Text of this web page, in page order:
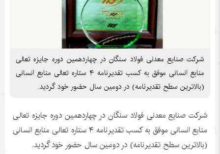
شرکت صنایع معدنی فولاد سنگان در چهاردهمین دوره جایزه تعالی
منابع انسانی موفق به کسب تقدیرنامه ۴ ستاره تعالی منابع انسانی
(بالاترین سطح تقدیرنامه) در دومین سال حضور خود گردید.
شرکت صنایع معدنی فولاد سنگان در چهاردهمین دوره جایزه تعالی
منابع انسانی موفق به کسب تقدیرنامه ۴ ستاره تعالی منابع انسانی
(بالاترین سطح تقدیرنامه) در دومین سال حضور خود گردید.